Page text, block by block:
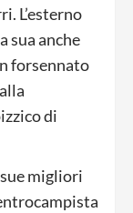
L’esterno
sua anche
forsennato
di
migliori